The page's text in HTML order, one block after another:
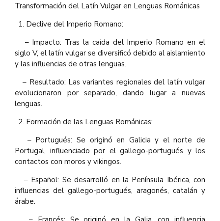
Transformación del Latín Vulgar en Lenguas Románicas
Declive del Imperio Romano:
– Impacto: Tras la caída del Imperio Romano en el
siglo V, el latín vulgar se diversificó debido al aislamiento
y las influencias de otras lenguas.
– Resultado: Las variantes regionales del latín vulgar
evolucionaron por separado, dando lugar a nuevas
lenguas.
Formación de las Lenguas Románicas:
– Portugués: Se originó en Galicia y el norte de
Portugal, influenciado por el gallego-portugués y los
contactos con moros y vikingos.
– Español: Se desarrolló en la Península Ibérica, con
influencias del gallego-portugués, aragonés, catalán y
árabe.